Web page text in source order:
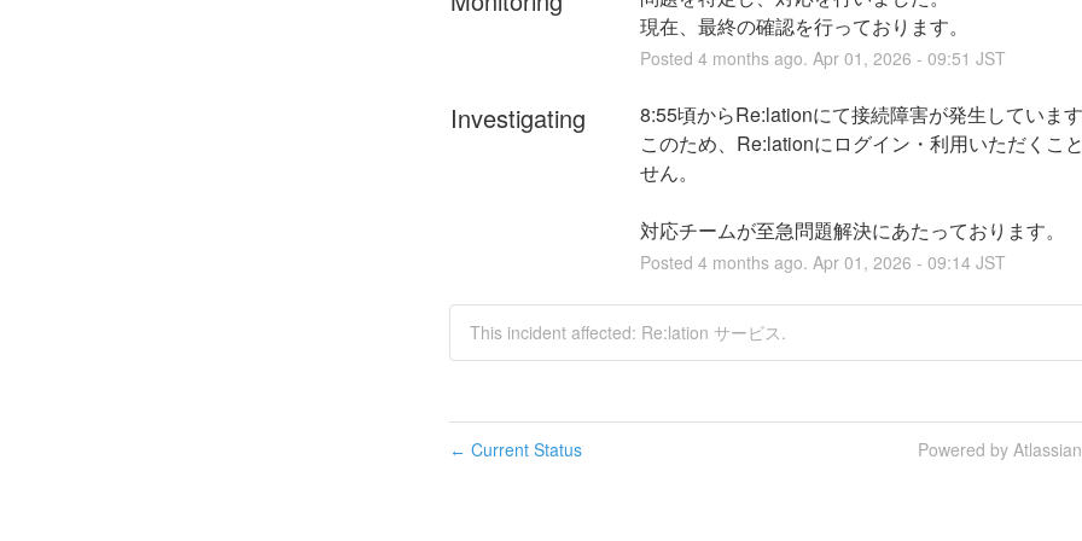
現在、最終の確認を行っております。
Posted 4months ago. Apr 01 , 2026 - 09:51 JST
Investigating
8:55頃からRe:lationにて接続障害が発生しています
このため、Re:lationにログイン・利用いただくこ
せん。
対応チームが至急問題解決にあたっております。
Posted 4months ago. Apr 01 , 2026 - 09:14JST
This incident affected: Re:lation サービス.
← Current Status Powered by